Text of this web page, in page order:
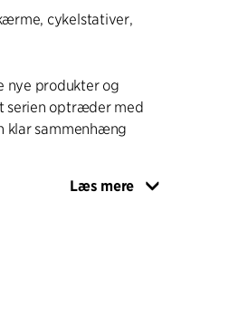
cykelstativer,
nye produkter og
serien optræder med
klar sammenhæng
samspillet mellem
Læs mere